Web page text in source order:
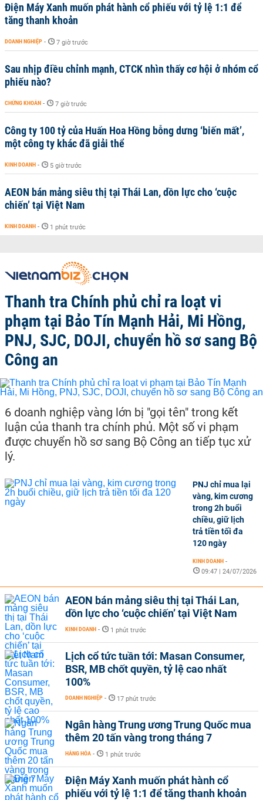
Điện Máy Xanh muốn phát hành cổ phiếu với tỷ lệ 1:1 để
tăng thanh khoản
DOANH NGHIỆP - 7 giờ trước
Sau nhịp điều chỉnh mạnh, CTCK nhìn thấy cơ hội ở nhóm cổ
phiếu nào?
CHỨNG KHOÁN - 7 giờ trước
Công ty 100 tỷ của Huấn Hoa Hồng bỗng dưng ‘biến mất’,
một công ty khác đã giải thể
KINH DOANH - 5 giờ trước
AEON bán mảng siêu thị tại Thái Lan, dồn lực cho ‘cuộc
chiến’ tại Việt Nam
KINH DOANH - 1 phút trước
Thanh tra Chính phủ chỉ ra loạt vi
phạm tại Bảo Tín Mạnh Hải, Mi Hồng,
PNJ, SJC, DOJI, chuyển hồ sơ sang Bộ
Công an
6 doanh nghiệp vàng lớn bị "gọi tên" trong kết
luận của thanh tra chính phủ. Một số vi phạm
được chuyển hồ sơ sang Bộ Công an tiếp tục xử
lý.
PNJ chỉ mua lại
vàng, kim cương
trong 2h buổi
chiều, giữ lịch
trả tiền tối đa
120 ngày
KINH DOANH -
09:47 | 24/07/2026
AEON bán mảng siêu thị tại Thái Lan,
dồn lực cho ‘cuộc chiến’ tại Việt Nam
KINH DOANH - 1 phút trước
Lịch cổ tức tuần tới: Masan Consumer,
BSR, MB chốt quyền, tỷ lệ cao nhất
100%
DOANH NGHIỆP - 17 phút trước
Ngân hàng Trung ương Trung Quốc mua
thêm 20 tấn vàng trong tháng 7
HÀNG HÓA - 1 phút trước
Điện Máy Xanh muốn phát hành cổ
phiếu với tỷ lệ 1:1 để tăng thanh khoản